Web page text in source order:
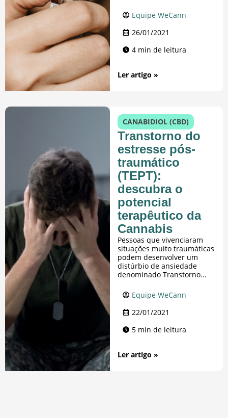
Equipe WeCann
26/01/2021
4 min de leitura
Ler artigo »
CANABIDIOL (CBD)
Transtorno do
estresse pós-
traumático
(TEPT):
descubra o
potencial
terapêutico da
Cannabis
Pessoas que vivenciaram
situações muito traumáticas
podem desenvolver um
distúrbio de ansiedade
denominado Transtorno...
Equipe WeCann
22/01/2021
5 min de leitura
Ler artigo »